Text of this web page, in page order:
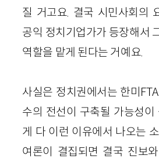
질 거고요. 결국 시민사회의
공익 정치기업가가 등장해서
역할을 맡게 된다는 거예요.
사실은 정치권에서는 한미
수의 전선이 구축될 가능성
게 다 이런 이유에서 나오는
여론이 결집되면 결국 진보